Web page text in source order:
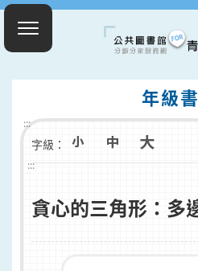
年級
:::
字級：
:::
貪心的三角形：多